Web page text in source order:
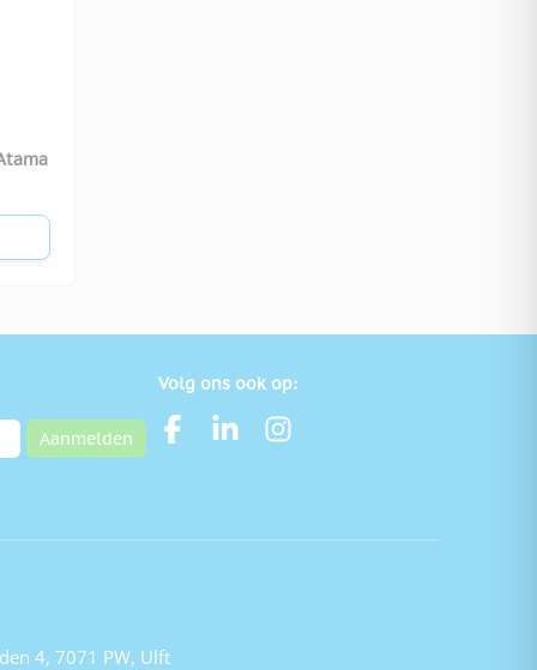
Aanmelden
Volg ons ook op:
4, 7071 PW, Ulft